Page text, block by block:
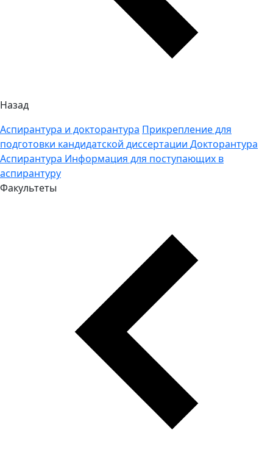
Назад
Аспирантура и докторантура Прикрепление для
подготовки кандидатской диссертации Докторантура
Аспирантура Информация для поступающих в
аспирантуру
Факультеты